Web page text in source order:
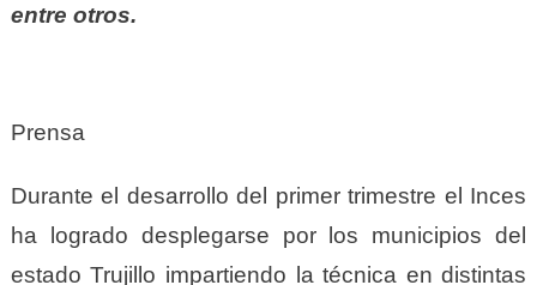
entre otros.
Prensa
Durante el desarrollo del primer trimestre el Inces
ha logrado desplegarse por los municipios del
estado Trujillo impartiendo la técnica en distintas